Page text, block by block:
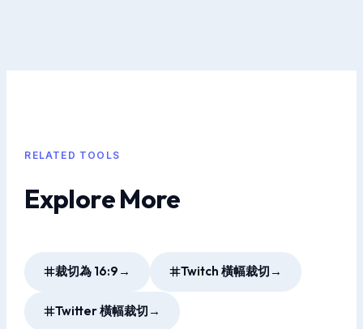
RELATED TOOLS
Explore More
裁切為 16:9 → Twitch 橫幅裁切 →
Twitter 橫幅裁切 →